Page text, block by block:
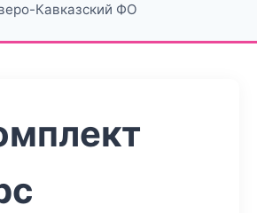
Кавказский ФО